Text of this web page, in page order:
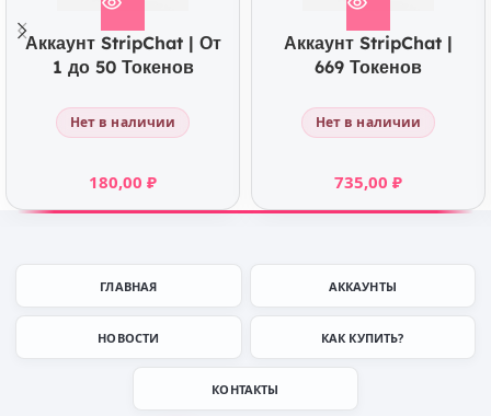
Аккаунт StripChat | От
1 до 50 Токенов
Нет в наличии
180,00₽
Аккаунт StripChat |
669 Токенов
Нет в наличии
735,00₽
ГЛАВНАЯ АККАУНТЫ
НОВОСТИ КАК КУПИТЬ?
КОНТАКТЫ